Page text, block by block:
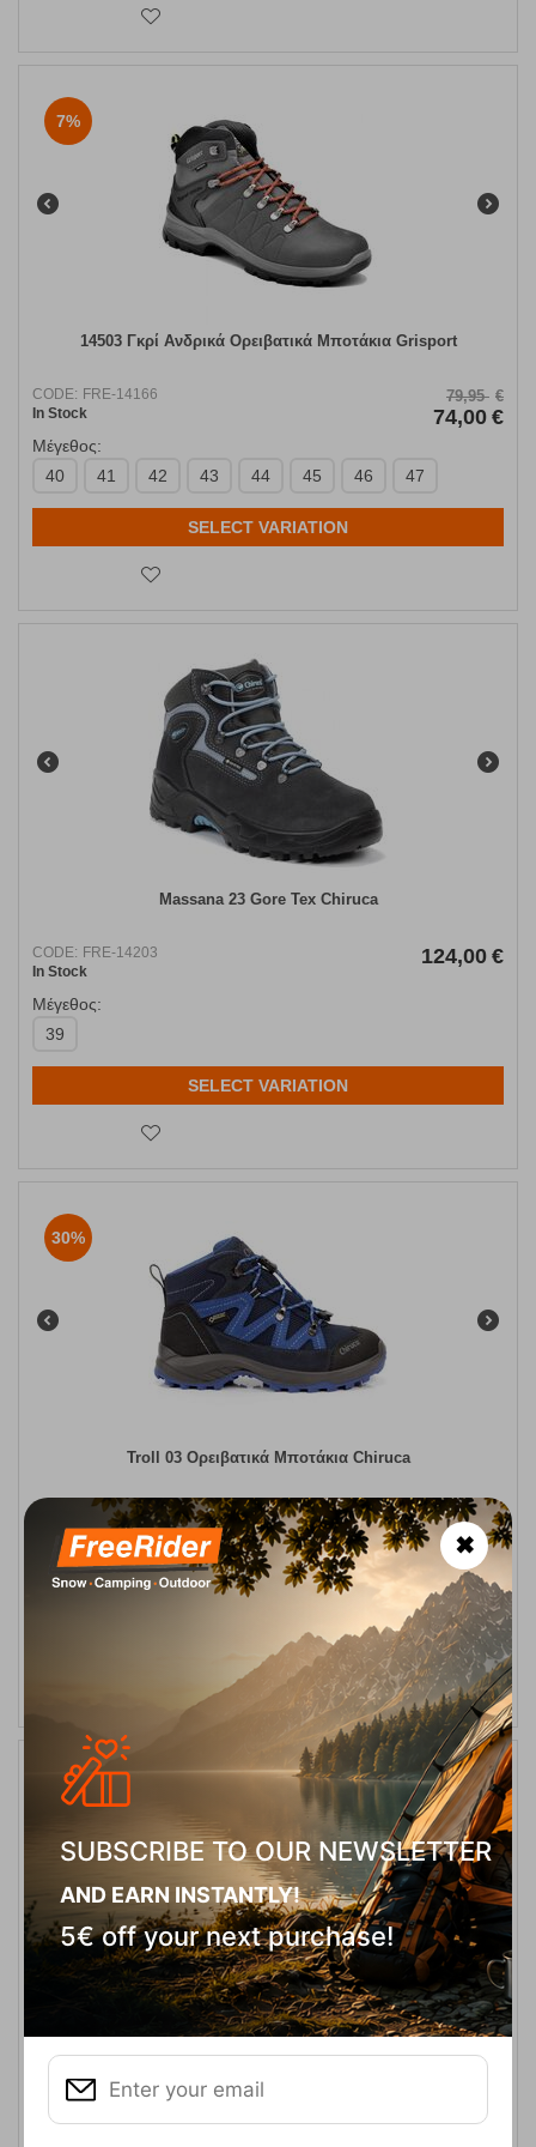
7%
14503 Γκρί Ανδρικά Ορειβατικά Μποτάκια Grisport
CODE: FRE-14166
In Stock
79,95 €
74,00 €
Μέγεθος:
40
41 42 43 44 45 46 47
SELECT VARIATION
Massana 23 Gore Tex Chiruca
CODE: FRE-14203
In Stock
124,00 €
Μέγεθος:
39
SELECT VARIATION
30%
Troll 03 Ορειβατικά Μποτάκια Chiruca
FRE-14238
In Stock
104,90 €
73,43 €
Μέγεθος:
37
38
SELECT VARIATION
30%
Troll 09 Ορειβατικά Μποτάκια Chiruca
In Stock
Μέγεθος:
✖
SUBSCRIBE TO OUR NEWSLETTER
AND EARN INSTANTLY!
5€ off your next purchase!